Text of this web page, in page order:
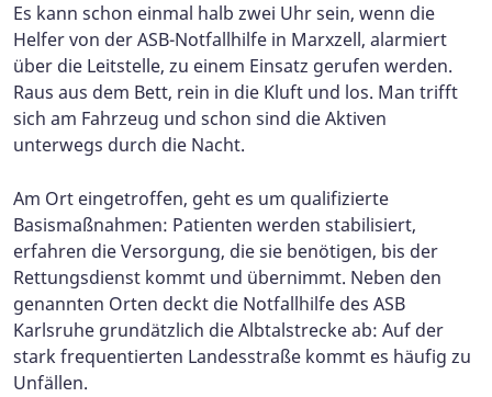
Es kann schon einmal halb zwei Uhr sein, wenn die
Helfer von der ASB-Notfallhilfe in Marxzell, alarmiert
über die Leitstelle, zu einem Einsatz gerufen werden.
Raus aus dem Bett, rein in die Kluft und los. Man trifft
sich am Fahrzeug und schon sind die Aktiven
unterwegs durch die Nacht.
Am Ort eingetroffen, geht es um qualifizierte
Basismaßnahmen: Patienten werden stabilisiert,
erfahren die Versorgung, die sie benötigen, bis der
Rettungsdienst kommt und übernimmt. Neben den
genannten Orten deckt die Notfallhilfe des ASB
Karlsruhe grundätzlich die Albtalstrecke ab: Auf der
stark frequentierten Landesstraße kommt es häufig zu
Unfällen.